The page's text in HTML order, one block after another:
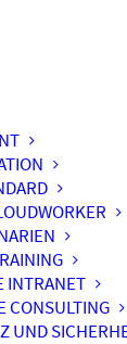
INTRANET
CONSULTING
UND